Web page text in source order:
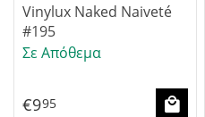
Vinylux Naked Naiveté
#195
Σε Απόθεμα
€995